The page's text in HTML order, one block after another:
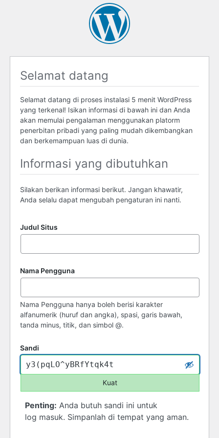
Selamat datang
Selamat datang di proses instalasi 5 menit WordPress
yang terkenal! Isikan informasi di bawah ini dan Anda
akan memulai pengalaman menggunakan platorm
penerbitan pribadi yang paling mudah dikembangkan
dan berkemampuan luas di dunia.
Informasi yang dibutuhkan
Silakan berikan informasi berikut. Jangan khawatir,
Anda selalu dapat mengubah pengaturan ini nanti.
Judul Situs
Nama Pengguna
Nama Pengguna hanya boleh berisi karakter
alfanumerik (huruf dan angka), spasi, garis bawah,
tanda minus, titik, dan simbol @.
Sandi
Kuat
Penting: Anda butuh sandi ini untuk
log masuk. Simpanlah di tempat yang aman.